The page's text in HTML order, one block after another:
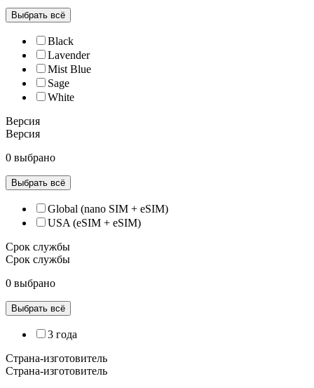
Выбрать всё
Black
Lavender
Mist Blue
Sage
White
Версия
Версия
0 выбрано
Выбрать всё
Global (nano SIM + eSIM)
USA (eSIM + eSIM)
Срок службы
Срок службы
0 выбрано
Выбрать всё
3 года
Страна-изготовитель
Страна-изготовитель